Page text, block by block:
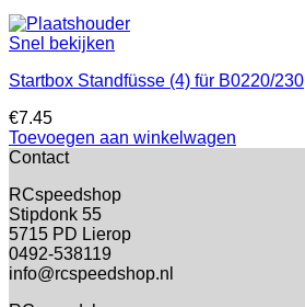
Snel bekijken
Startbox Standfüsse (4) für B0220/230
€7.45
Toevoegen aan winkelwagen
Contact
RCspeedshop
Stipdonk 55
5715 PD Lierop
0492-538119
info@rcspeedshop.nl